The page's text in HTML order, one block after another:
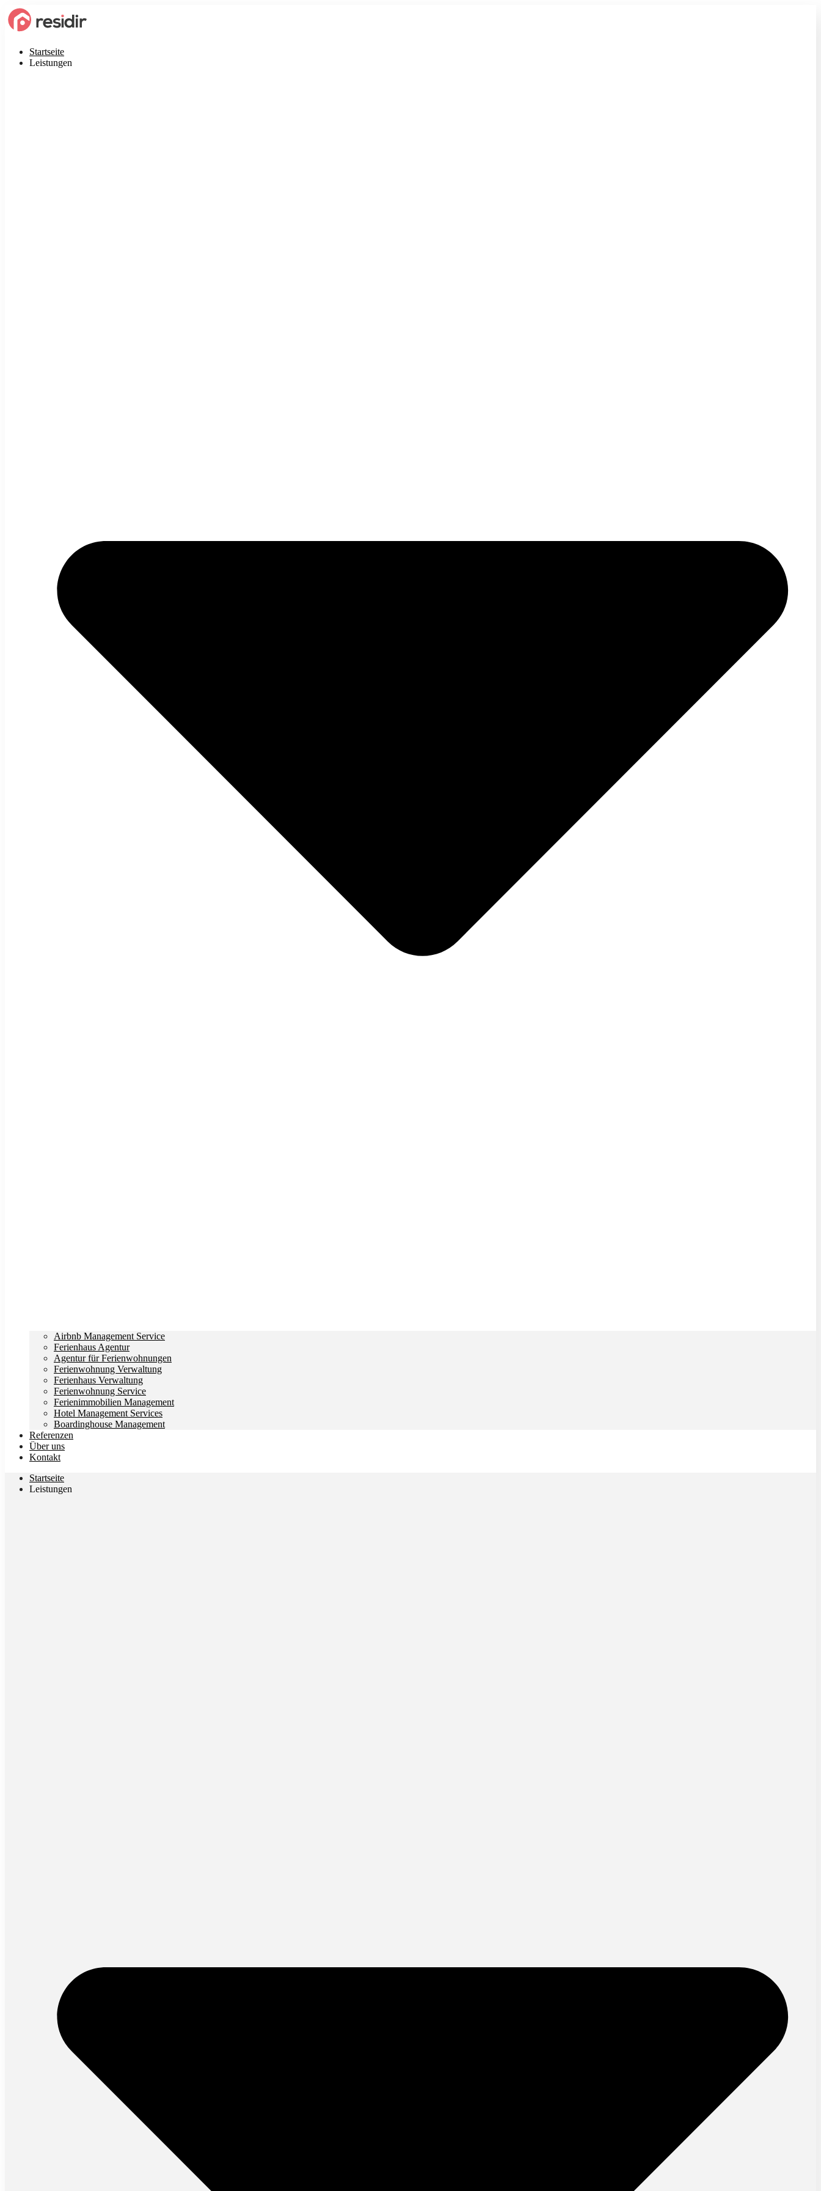
Startseite
Leistungen
Airbnb Management Service
Ferienhaus Agentur
Agentur für Ferienwohnungen
Ferienwohnung Verwaltung
Ferienhaus Verwaltung
Ferienwohnung Service
Ferienimmobilien Management
Hotel Management Services
Boardinghouse Management
Referenzen
Über uns
Kontakt
Startseite
Leistungen